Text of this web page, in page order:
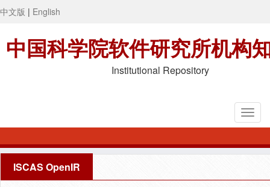
中文版 | English
中国科学院软件研究所机构
Institutional Repository
ISCAS OpenIR